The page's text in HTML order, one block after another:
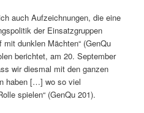
auch Aufzeichnungen, die eine
der Einsatzgruppen
dunklen Mächten“ (GenQu
berichtet, am 20. September
wir diesmal mit den ganzen
haben […] wo so viel
spielen“ (GenQu 201).